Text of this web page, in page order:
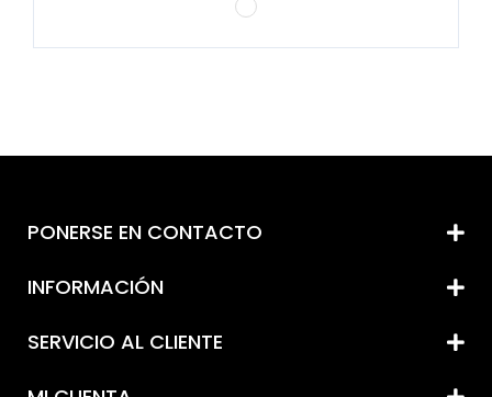
PONERSE EN CONTACTO
INFORMACIÓN
SERVICIO AL CLIENTE